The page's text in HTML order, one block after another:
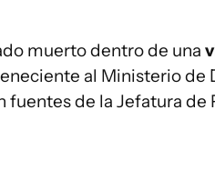
muerto dentro de una
al Ministerio de
fuentes de la Jefatura de